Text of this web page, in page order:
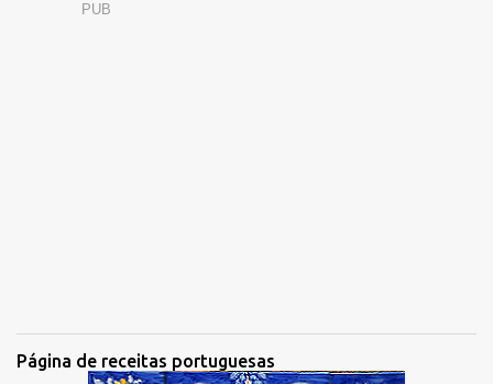
PUB
Página de receitas portuguesas